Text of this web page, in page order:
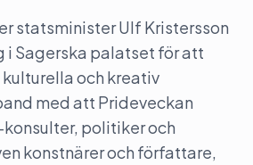
statsminister Ulf Kristersson
i Sagerska palatset för att
och kreativ
med att Prideveckan
politiker och
konstnärer och författare,